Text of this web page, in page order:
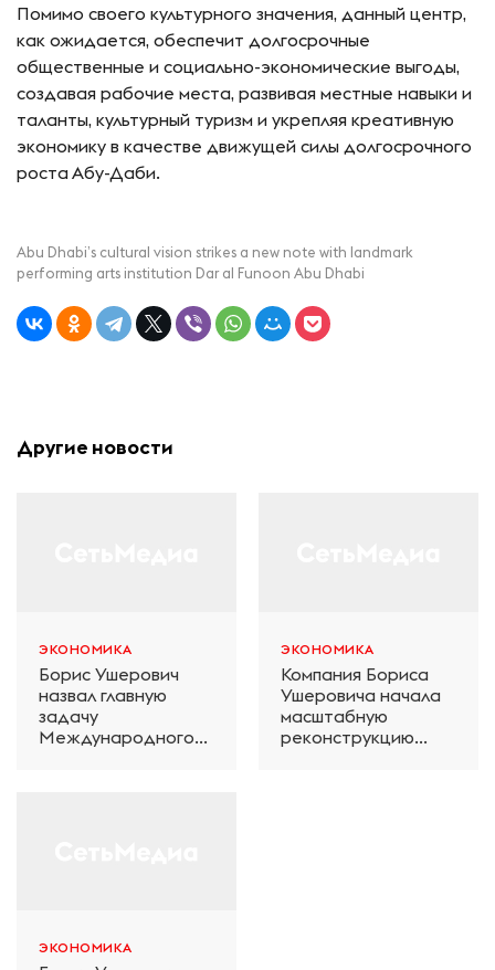
Помимо своего культурного значения, данный центр,
как ожидается, обеспечит долгосрочные
общественные и социально-экономические выгоды,
создавая рабочие места, развивая местные навыки и
таланты, культурный туризм и укрепляя креативную
экономику в качестве движущей силы долгосрочного
роста Абу-Даби.
Abu Dhabi’s cultural vision strikes a new note with landmark
performing arts institution Dar al Funoon Abu Dhabi
Другие новости
ЭКОНОМИКА
Борис Ушерович
назвал главную
задачу
Международного
ЭКОНОМИКА
Компания Бориса
Ушеровича начала
масштабную
реконструкцию
ЭКОНОМИКА